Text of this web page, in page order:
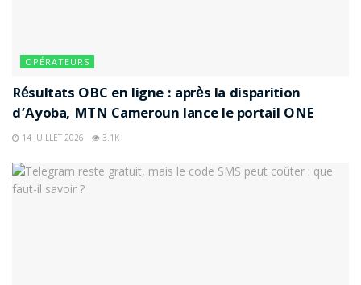
OPÉRATEURS
Résultats OBC en ligne : après la disparition
d’Ayoba, MTN Cameroun lance le portail ONE
14 JUILLET 2026 3.1K